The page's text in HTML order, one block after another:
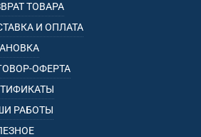
ТОВАРА
И ОПЛАТА
ОФЕРТА
РАБОТЫ